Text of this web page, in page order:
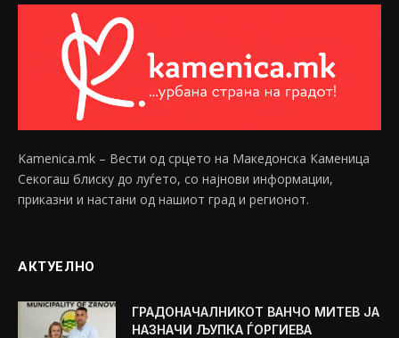
Kamenica.mk – Вести од срцето на Македонска Каменица
Секогаш блиску до луѓето, со најнови информации,
приказни и настани од нашиот град и регионот.
АКТУЕЛНО
ГРАДОНАЧАЛНИКОТ ВАНЧО МИТЕВ ЈА
НАЗНАЧИ ЉУПКА ЃОРГИЕВА